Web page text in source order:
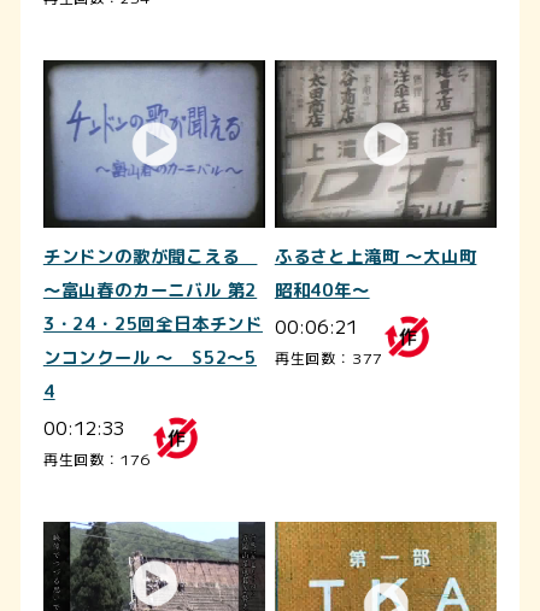
チンドンの歌が聞こえる
～富山春のカーニバル 第2
3・24・25回全日本チンド
ンコンクール ～ S52～5
4
00:12:33
再生回数：176
ふるさと上滝町 ～大山町
昭和40年～
00:06:21
再生回数：377